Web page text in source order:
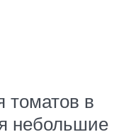
в
небольшие